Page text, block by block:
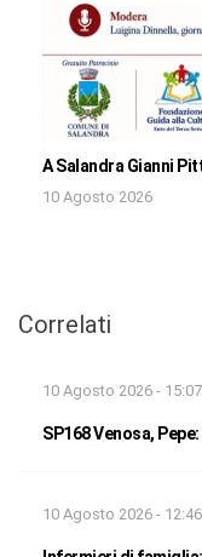
A Salandra Gianni
10 Agosto 2026
Correlati
10 Agosto 2026 - 15:07
SP168 Venosa,
10 Agosto 2026 - 12:46